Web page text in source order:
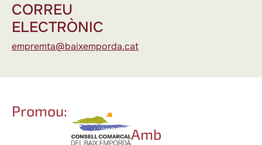
CORREU
ELECTRÒNIC
empremta@baixemporda.cat
Promou:
Amb